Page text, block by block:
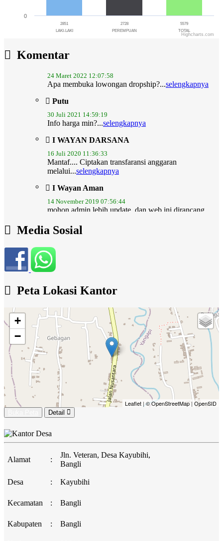
2851
LAKI-LAKI
2728
PEREMPUAN
5579
TOTAL
0
Highcharts.com
Komentar24 Maret 2022 12:07:58
Putu
30 Juli 2021 14:59:19
I WAYAN DARSANA
16 Juli 2020 11:36:33
melalui...selengkapnya
I Wayan Aman
14 November 2019 07:56:44
mohon admin lebih update..dan web ini dirancang
juga...selengkapnya
Media Sosial
Peta Lokasi Kantor
+
−
Leaflet | © OpenStreetMap | OpenSID
Detail
Alamat :
Jln. Veteran, Desa Kayubihi,
Bangli
Desa : Kayubihi
Kecamatan : Bangli
Kabupaten : Bangli